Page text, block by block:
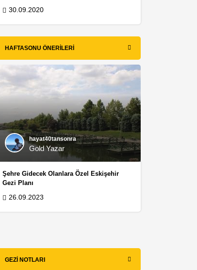
30.09.2020
HAFTASONU ÖNERILERI
hayat40tansonra
Gold Yazar
Şehre Gidecek Olanlara Özel Eskişehir
Gezi Planı
26.09.2023
GEZI NOTLARI